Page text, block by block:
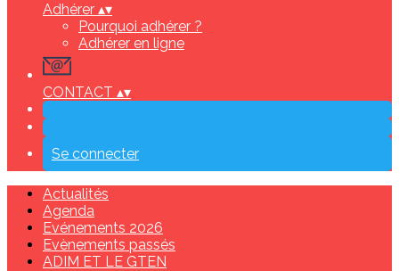
Adhérer ▴▾
Pourquoi adhérer ?
Adhérer en ligne
CONTACT ▴▾
Se connecter
Actualités
Agenda
Evénements 2026
Evènements passés
ADIM ET LE GTEN